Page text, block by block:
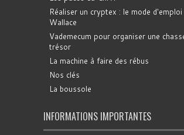
Réaliser un cryptex : le mode d'emploi
Wallace
Vademecum pour organiser une
trésor
La machine à faire des rébus
Nos clés
La boussole
INFORMATIONS IMPORTANTES